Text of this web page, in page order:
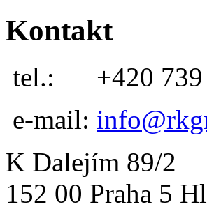
Kontakt
tel.: +420
e-mail:
K Dalejím 89/2
152 00 Praha 5